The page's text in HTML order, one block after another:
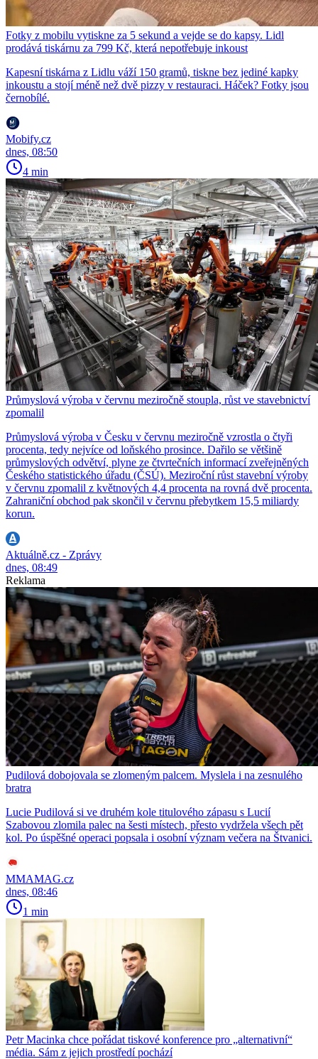
Fotky z mobilu vytiskne za 5 sekund a vejde se do kapsy. Lidl
prodává tiskárnu za 799 Kč, která nepotřebuje inkoust
Kapesní tiskárna z Lidlu váží 150 gramů, tiskne bez jediné kapky
inkoustu a stojí méně než dvě pizzy v restauraci. Háček? Fotky jsou
černobílé.
Mobify.cz
dnes, 08:50
4 min
Průmyslová výroba v červnu meziročně stoupla, růst ve stavebnictví
zpomalil
Průmyslová výroba v Česku v červnu meziročně vzrostla o čtyři
procenta, tedy nejvíce od loňského prosince. Dařilo se většině
průmyslových odvětví, plyne ze čtvrtečních informací zveřejněných
Českého statistického úřadu (ČSÚ). Meziroční růst stavební výroby
v červnu zpomalil z květnových 4,4 procenta na rovná dvě procenta.
Zahraniční obchod pak skončil v červnu přebytkem 15,5 miliardy
korun.
Aktuálně.cz - Zprávy
dnes, 08:49
Reklama
Pudilová dobojovala se zlomeným palcem. Myslela i na zesnulého
bratra
Lucie Pudilová si ve druhém kole titulového zápasu s Lucií
Szabovou zlomila palec na šesti místech, přesto vydržela všech pět
kol. Po úspěšné operaci popsala i osobní význam večera na Štvanici.
MMAMAG.cz
dnes, 08:46
1 min
Petr Macinka chce pořádat tiskové konference pro „alternativní“
média. Sám z jejich prostředí pochází